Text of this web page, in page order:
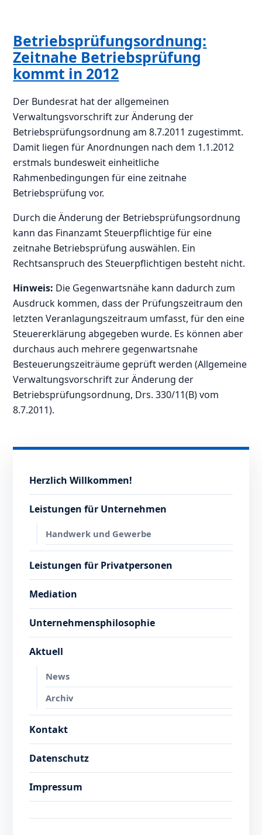
Betriebsprüfungsordnung:
Zeitnahe Betriebsprüfung
kommt in 2012
Der Bundesrat hat der allgemeinen
Verwaltungsvorschrift zur Änderung der
Betriebsprüfungsordnung am 8.7.2011 zugestimmt.
Damit liegen für Anordnungen nach dem 1.1.2012
erstmals bundesweit einheitliche
Rahmenbedingungen für eine zeitnahe
Betriebsprüfung vor.
Durch die Änderung der Betriebsprüfungsordnung
kann das Finanzamt Steuerpflichtige für eine
zeitnahe Betriebsprüfung auswählen. Ein
Rechtsanspruch des Steuerpflichtigen besteht nicht.
Hinweis: Die Gegenwartsnähe kann dadurch zum
Ausdruck kommen, dass der Prüfungszeitraum den
letzten Veranlagungszeitraum umfasst, für den eine
Steuererklärung abgegeben wurde. Es können aber
durchaus auch mehrere gegenwartsnahe
Besteuerungszeiträume geprüft werden (Allgemeine
Verwaltungsvorschrift zur Änderung der
Betriebsprüfungsordnung, Drs. 330/11(B) vom
8.7.2011).
Herzlich Willkommen!
Leistungen für Unternehmen
Handwerk und Gewerbe
Leistungen für Privatpersonen
Mediation
Unternehmensphilosophie
Aktuell
News
Archiv
Kontakt
Datenschutz
Impressum